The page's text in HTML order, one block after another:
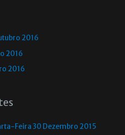
2016
2016
2016
Feira 30 Dezembro 2015